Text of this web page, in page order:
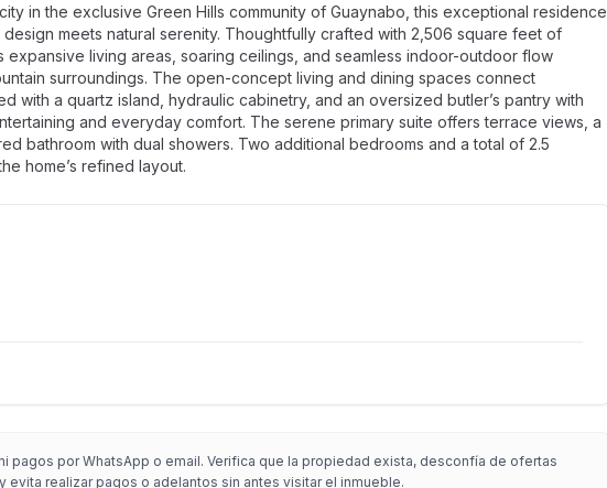
in the exclusive Green Hills community of Guaynabo, this exceptional residence
meets natural serenity. Thoughtfully crafted with 2,506 square feet of
living areas, soaring ceilings, and seamless indoor-outdoor flow
surroundings. The open-concept living and dining spaces connect
with a quartz island, hydraulic cabinetry, and an oversized butler’s pantry with
and everyday comfort. The serene primary suite offers terrace views, a
bathroom with dual showers. Two additional bedrooms and a total of 2.5
home’s refined layout.
pagos por WhatsApp o email. Verifica que la propiedad exista, desconfía de ofertas
evita realizar pagos o adelantos sin antes visitar el inmueble.